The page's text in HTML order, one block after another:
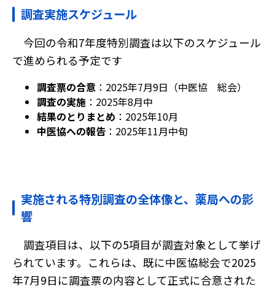
調査実施スケジュール
今回の令和7年度特別調査は以下のスケジュール
で進められる予定です
調査票の合意 ：2025年7月9日（中医協 総会）
調査の実施 ：2025年8月中
結果のとりまとめ ：2025年10月
中医協への報告 ：2025年11月中旬
実施される特別調査の全体像と、薬局への影
響
調査項目は、以下の5項目が調査対象として挙げ
られています。これらは、既に中医協総会で2025
年7月9日に調査票の内容として正式に合意された